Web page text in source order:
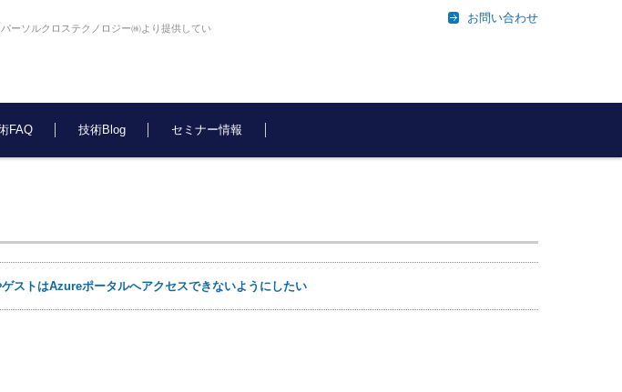
ーソルクロステクノロジー㈱より提供してい
お問い合わせ
FAQ 技術Blog セミナー情報
ゲストはAzureポータルへアクセスできないようにしたい